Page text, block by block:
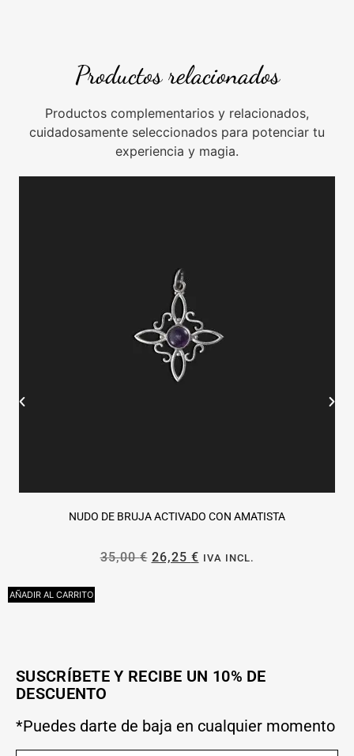
Productos relacionados
Productos complementarios y relacionados,
cuidadosamente seleccionados para potenciar tu
experiencia y magia.
NUDO DE BRUJA ACTIVADO CON AMATISTA
35,00€ 26,25 € IVA INCL.
AÑADIR AL CARRITO
SUSCRÍBETE Y RECIBE UN 10% DE
DESCUENTO
*Puedes darte de baja en cualquier momento